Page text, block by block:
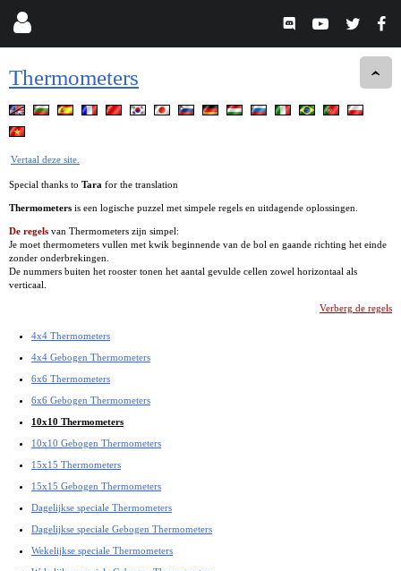
Thermometers
Vertaal deze site.
Special thanks to Tara for the translation
Thermometers is een logische puzzel met simpele regels en uitdagende oplossingen.
De regels van Thermometers zijn simpel:
Je moet thermometers vullen met kwik beginnende van de bol en gaande richting het einde
zonder onderbrekingen.
De nummers buiten het rooster tonen het aantal gevulde cellen zowel horizontaal als
verticaal.
Verberg de regels
4x4 Thermometers
4x4 Gebogen Thermometers
6x6 Thermometers
6x6 Gebogen Thermometers
10x10 Thermometers
10x10 Gebogen Thermometers
15x15 Thermometers
15x15 Gebogen Thermometers
Dagelijkse speciale Thermometers
Dagelijkse speciale Gebogen Thermometers
Wekelijkse speciale Thermometers